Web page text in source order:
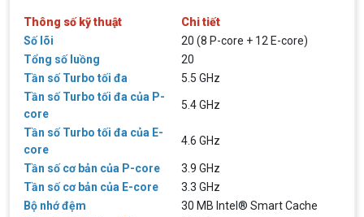
Thông số kỹ thuật
Chi tiết
Số lõi
20 (8 P-core + 12 E-core)
Tổng số luồng
20
Tần số Turbo tối đa
5.5 GHz
Tần số Turbo tối đa của P-
core
5.4 GHz
Tần số Turbo tối đa của E-
core
4.6 GHz
Tần số cơ bản của P-core
3.9 GHz
Tần số cơ bản của E-core
3.3 GHz
Bộ nhớ đệm
30 MB Intel® Smart Cache